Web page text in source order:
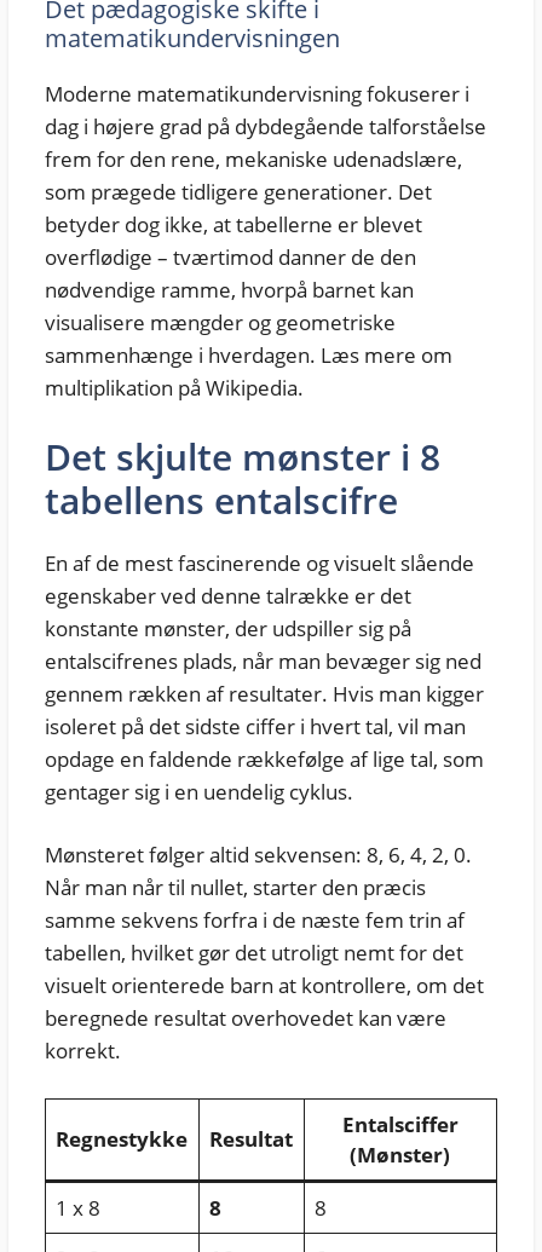
Det pædagogiske skifte i
matematikundervisningen
Moderne matematikundervisning fokuserer i
dag i højere grad på dybdegående talforståelse
frem for den rene, mekaniske udenadslære,
som prægede tidligere generationer. Det
betyder dog ikke, at tabellerne er blevet
overflødige – tværtimod danner de den
nødvendige ramme, hvorpå barnet kan
visualisere mængder og geometriske
sammenhænge i hverdagen. Læs mere om
multiplikation på Wikipedia.
Det skjulte mønster i 8
tabellens entalscifre
En af de mest fascinerende og visuelt slående
egenskaber ved denne talrække er det
konstante mønster, der udspiller sig på
entalscifrenes plads, når man bevæger sig ned
gennem rækken af resultater. Hvis man kigger
isoleret på det sidste ciffer i hvert tal, vil man
opdage en faldende rækkefølge af lige tal, som
gentager sig i en uendelig cyklus.
Mønsteret følger altid sekvensen: 8, 6, 4, 2, 0.
Når man når til nullet, starter den præcis
samme sekvens forfra i de næste fem trin af
tabellen, hvilket gør det utroligt nemt for det
visuelt orienterede barn at kontrollere, om det
beregnede resultat overhovedet kan være
korrekt.
Regnestykke Resultat
Entalsciffer
(Mønster)
1 x 8
8
8